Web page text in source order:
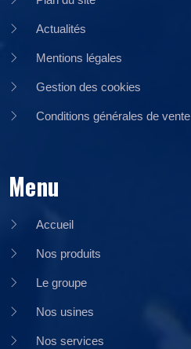
Actualités
Mentions légales
Gestion des cookies
Conditions générales de vente
Menu
Accueil
Nos produits
Le groupe
Nos usines
Nos services